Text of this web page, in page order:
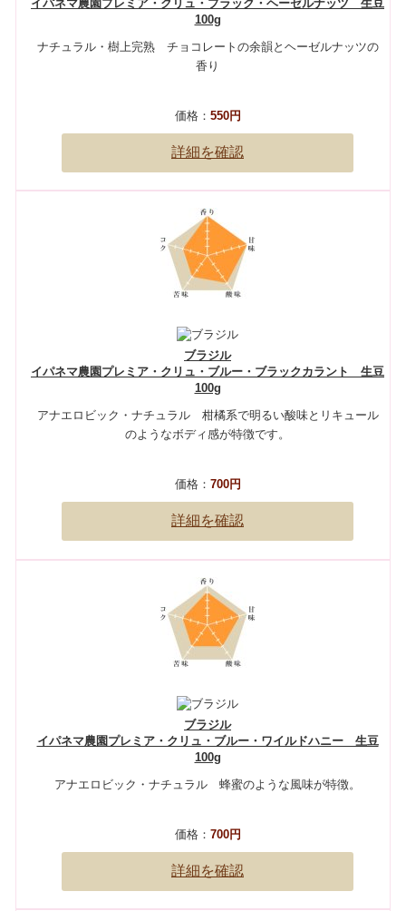
イパネマ農園プレミア・クリュ・ブラック・ヘーゼルナッツ 生豆
100g
ナチュラル・樹上完熟 チョコレートの余韻とヘーゼルナッツの
香り
価格： 550円
詳細を確認
ブラジル
イパネマ農園プレミア・クリュ・ブルー・ブラックカラント 生豆
100g
アナエロビック・ナチュラル 柑橘系で明るい酸味とリキュール
のようなボディ感が特徴です。
価格： 700円
詳細を確認
ブラジル
イパネマ農園プレミア・クリュ・ブルー・ワイルドハニー 生豆
100g
アナエロビック・ナチュラル 蜂蜜のような風味が特徴。
価格： 700円
詳細を確認